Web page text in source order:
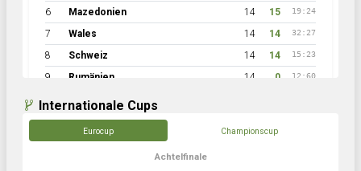
6 Mazedonien 14 15 19:24
7 Wales 14 14 32:27
8 Schweiz 14 14 15:23
9 Rumänien 14 0 12:60
Internationale Cups
Eurocup Championscup
Achtelfinale